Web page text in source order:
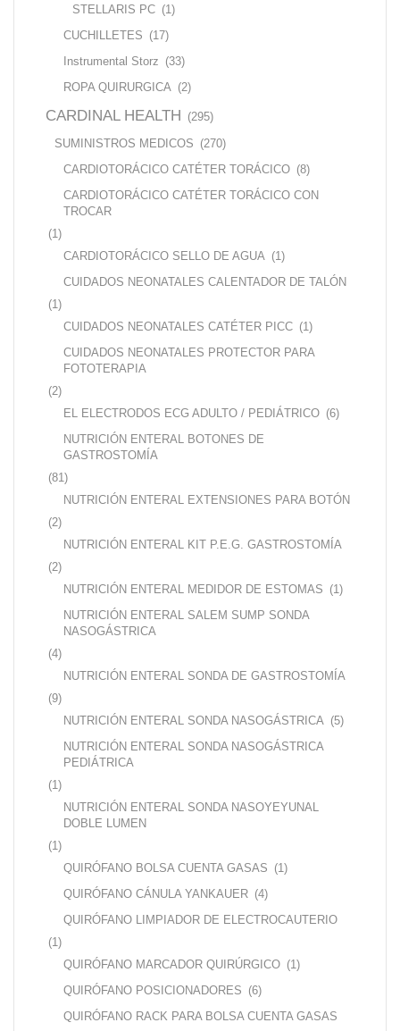
STELLARIS PC (1)
CUCHILLETES (17)
Instrumental Storz (33)
ROPA QUIRURGICA (2)
CARDINAL HEALTH (295)
SUMINISTROS MEDICOS (270)
CARDIOTORÁCICO CATÉTER TORÁCICO (8)
CARDIOTORÁCICO CATÉTER TORÁCICO CON
TROCAR
(1)
CARDIOTORÁCICO SELLO DE AGUA (1)
CUIDADOS NEONATALES CALENTADOR DE TALÓN
(1)
CUIDADOS NEONATALES CATÉTER PICC (1)
CUIDADOS NEONATALES PROTECTOR PARA
FOTOTERAPIA
(2)
EL ELECTRODOS ECG ADULTO / PEDIÁTRICO (6)
NUTRICIÓN ENTERAL BOTONES DE
GASTROSTOMÍA
(81)
NUTRICIÓN ENTERAL EXTENSIONES PARA BOTÓN
(2)
NUTRICIÓN ENTERAL KIT P.E.G. GASTROSTOMÍA
(2)
NUTRICIÓN ENTERAL MEDIDOR DE ESTOMAS (1)
NUTRICIÓN ENTERAL SALEM SUMP SONDA
NASOGÁSTRICA
(4)
NUTRICIÓN ENTERAL SONDA DE GASTROSTOMÍA
(9)
NUTRICIÓN ENTERAL SONDA NASOGÁSTRICA (5)
NUTRICIÓN ENTERAL SONDA NASOGÁSTRICA
PEDIÁTRICA
(1)
NUTRICIÓN ENTERAL SONDA NASOYEYUNAL
DOBLE LUMEN
(1)
QUIRÓFANO BOLSA CUENTA GASAS (1)
QUIRÓFANO CÁNULA YANKAUER (4)
QUIRÓFANO LIMPIADOR DE ELECTROCAUTERIO
(1)
QUIRÓFANO MARCADOR QUIRÚRGICO (1)
QUIRÓFANO POSICIONADORES (6)
QUIRÓFANO RACK PARA BOLSA CUENTA GASAS